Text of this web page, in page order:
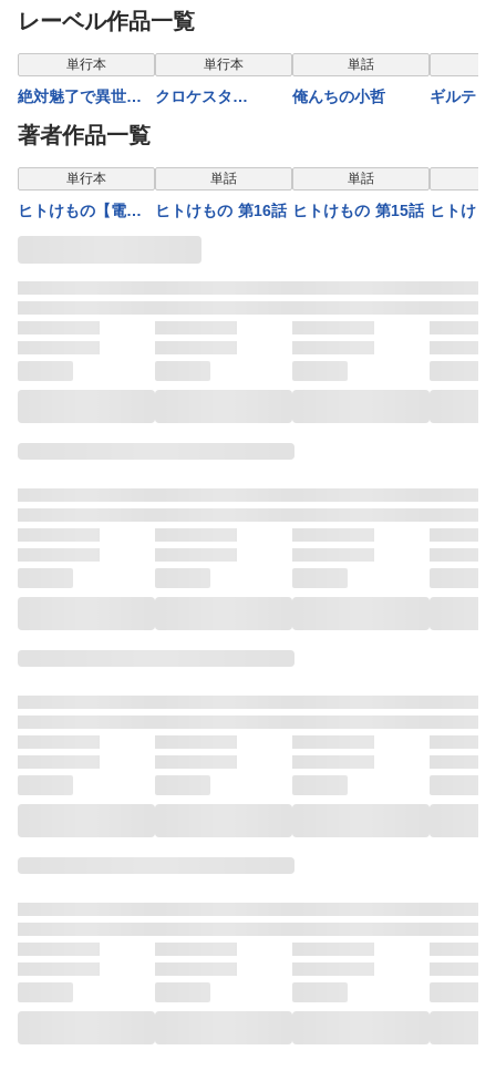
レーベル作品一覧
表示制限中
単行本
絶対魅了で異世界
攻略！～高慢女わ
からせハーレム計
画～【電子単行
本】2巻
単行本
クロケスタ
行本】1巻
単話
俺んちの小哲
ギルテ
著者作品一覧
単行本
ヒトけもの【電子
単行本】2巻
単話
ヒトけもの 第16話
単話
ヒトけもの 第15話 ヒトけ